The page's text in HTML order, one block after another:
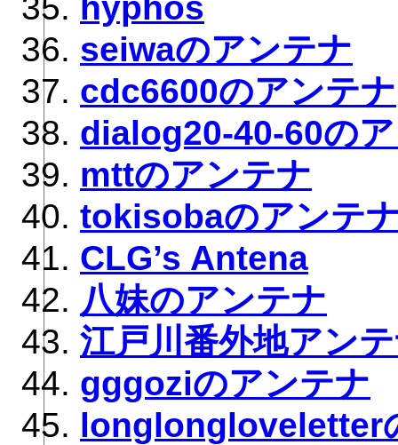
seiwaのアンテナ
cdc6600のアンテナ
dialog20-40-60の
mttのアンテナ
tokisobaのアンテ
CLG’s Antena
八妹のアンテナ
江戸川番外地アン
gggoziのアンテナ
longlongloveletter